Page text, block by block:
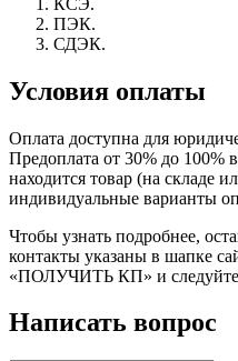
ПЭК.
СДЭК.
Условия оплаты
Оплата доступна для
Предоплата от 30% до 100%
находится товар (на складе
индивидуальные варианты
Чтобы узнать подробнее,
контакты указаны в шапке
«ПОЛУЧИТЬ КП» и следуйте
Написать вопрос